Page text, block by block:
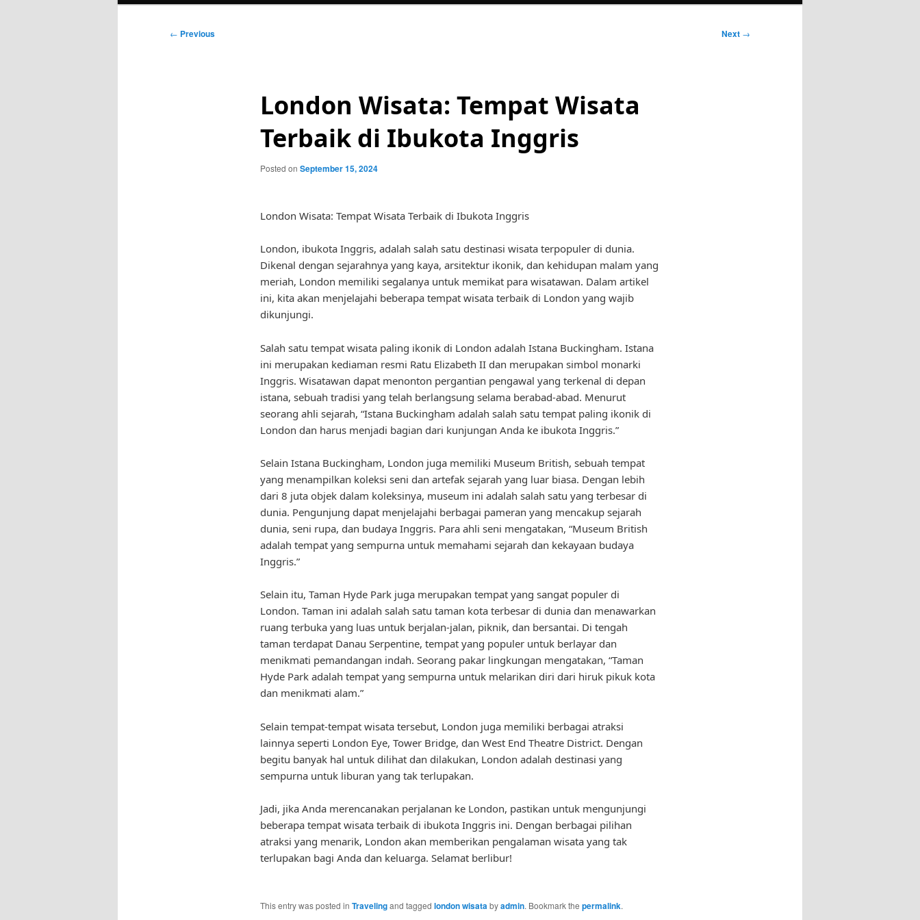
Post
← Previous Next →
London Wisata: Tempat Wisata
Terbaik di Ibukota Inggris
Posted on September 15, 2024
London Wisata: Tempat Wisata Terbaik di Ibukota Inggris
London, ibukota Inggris, adalah salah satu destinasi wisata terpopuler di dunia.
Dikenal dengan sejarahnya yang kaya, arsitektur ikonik, dan kehidupan malam yang
meriah, London memiliki segalanya untuk memikat para wisatawan. Dalam artikel
ini, kita akan menjelajahi beberapa tempat wisata terbaik di London yang wajib
dikunjungi.
Salah satu tempat wisata paling ikonik di London adalah Istana Buckingham. Istana
ini merupakan kediaman resmi Ratu Elizabeth II dan merupakan simbol monarki
Inggris. Wisatawan dapat menonton pergantian pengawal yang terkenal di depan
istana, sebuah tradisi yang telah berlangsung selama berabad-abad. Menurut
seorang ahli sejarah, “Istana Buckingham adalah salah satu tempat paling ikonik di
London dan harus menjadi bagian dari kunjungan Anda ke ibukota Inggris.”
Selain Istana Buckingham, London juga memiliki Museum British, sebuah tempat
yang menampilkan koleksi seni dan artefak sejarah yang luar biasa. Dengan lebih
dari 8 juta objek dalam koleksinya, museum ini adalah salah satu yang terbesar di
dunia. Pengunjung dapat menjelajahi berbagai pameran yang mencakup sejarah
dunia, seni rupa, dan budaya Inggris. Para ahli seni mengatakan, “Museum British
adalah tempat yang sempurna untuk memahami sejarah dan kekayaan budaya
Inggris.”
Selain itu, Taman Hyde Park juga merupakan tempat yang sangat populer di
London. Taman ini adalah salah satu taman kota terbesar di dunia dan menawarkan
ruang terbuka yang luas untuk berjalan-jalan, piknik, dan bersantai. Di tengah
taman terdapat Danau Serpentine, tempat yang populer untuk berlayar dan
menikmati pemandangan indah. Seorang pakar lingkungan mengatakan, “Taman
Hyde Park adalah tempat yang sempurna untuk melarikan diri dari hiruk pikuk kota
dan menikmati alam.”
Selain tempat-tempat wisata tersebut, London juga memiliki berbagai atraksi
lainnya seperti London Eye, Tower Bridge, dan West End Theatre District. Dengan
begitu banyak hal untuk dilihat dan dilakukan, London adalah destinasi yang
sempurna untuk liburan yang tak terlupakan.
Jadi, jika Anda merencanakan perjalanan ke London, pastikan untuk mengunjungi
beberapa tempat wisata terbaik di ibukota Inggris ini. Dengan berbagai pilihan
atraksi yang menarik, London akan memberikan pengalaman wisata yang tak
terlupakan bagi Anda dan keluarga. Selamat berlibur!
This entry was posted in Travelingand tagged london wisata byadmin. Bookmark the permalink.